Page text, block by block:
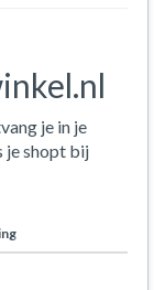
je in je
je shopt bij